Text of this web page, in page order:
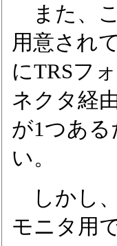
また、
用意され
にTRSフ
ネクタ経
が1つあ
い。
しかし
モニタ用